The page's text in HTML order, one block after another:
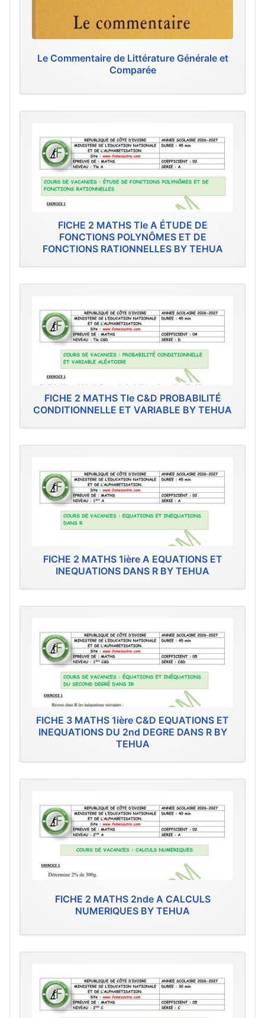
Le Commentaire de Littérature Générale et
Comparée
FICHE 2 MATHS Tle A ÉTUDE DE
FONCTIONS POLYNÔMES ET DE
FONCTIONS RATIONNELLES BY TEHUA
FICHE 2 MATHS Tle C&D PROBABILITÉ
CONDITIONNELLE ET VARIABLE BY TEHUA
FICHE 2 MATHS 1ière A EQUATIONS ET
INEQUATIONS DANS R BY TEHUA
FICHE 3 MATHS 1ière C&D EQUATIONS ET
INEQUATIONS DU 2nd DEGRE DANS R BY
TEHUA
FICHE 2 MATHS 2nde A CALCULS
NUMERIQUES BY TEHUA